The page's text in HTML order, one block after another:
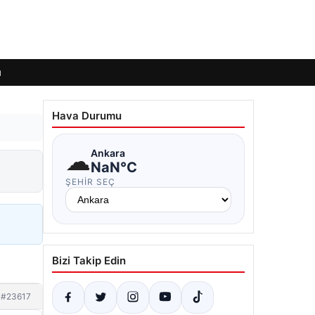
#23617
Hava Durumu
☁Ankara
NaN°C
ŞEHIR SEÇ
Bizi Takip Edin